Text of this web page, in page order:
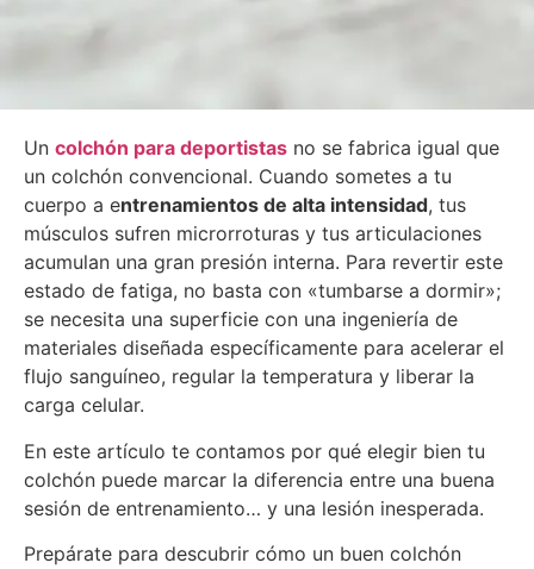
Un colchón para deportistas no se fabrica igual que
un colchón convencional. Cuando sometes a tu
cuerpo a entrenamientos de alta intensidad, tus
músculos sufren microrroturas y tus articulaciones
acumulan una gran presión interna. Para revertir este
estado de fatiga, no basta con «tumbarse a dormir»;
se necesita una superficie con una ingeniería de
materiales diseñada específicamente para acelerar el
flujo sanguíneo, regular la temperatura y liberar la
carga celular.
En este artículo te contamos por qué elegir bien tu
colchón puede marcar la diferencia entre una buena
sesión de entrenamiento… y una lesión inesperada.
Prepárate para descubrir cómo un buen colchón